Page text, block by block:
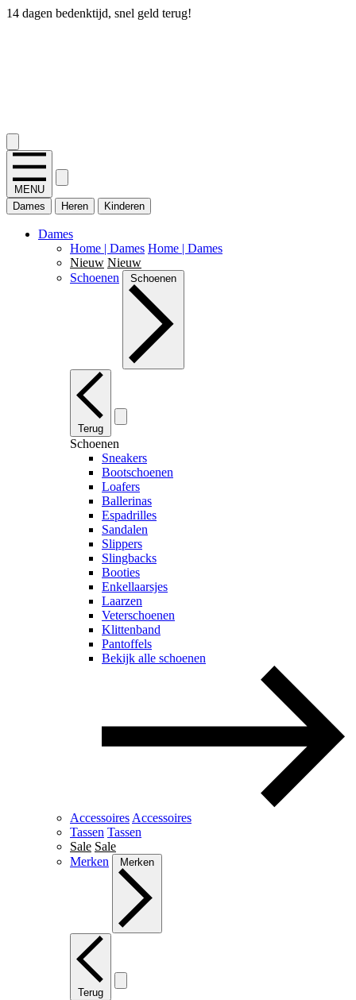
14 dagen bedenktijd, snel geld terug!
MENU
Dames
Heren Kinderen
Dames
Home | Dames Home | Dames
Nieuw Nieuw
Schoenen
Schoenen
Terug
Schoenen
Sneakers
Bootschoenen
Loafers
Ballerinas
Espadrilles
Sandalen
Slippers
Slingbacks
Booties
Enkellaarsjes
Laarzen
Veterschoenen
Klittenband
Pantoffels
Bekijk alle schoenen
Accessoires Accessoires
Tassen Tassen
Sale Sale
Merken
Merken
Terug